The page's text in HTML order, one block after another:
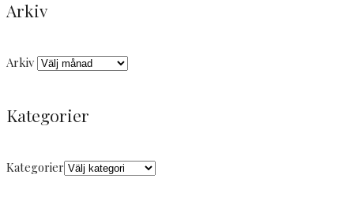
Arkiv
Arkiv
Kategorier
Kategorier